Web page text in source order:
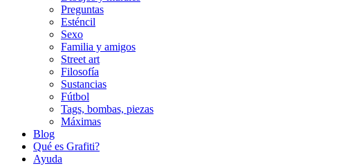
Preguntas
Esténcil
Sexo
Familia y amigos
Street art
Filosofía
Sustancias
Fútbol
Tags, bombas, piezas
Máximas
Blog
Qué es Grafiti?
Ayuda